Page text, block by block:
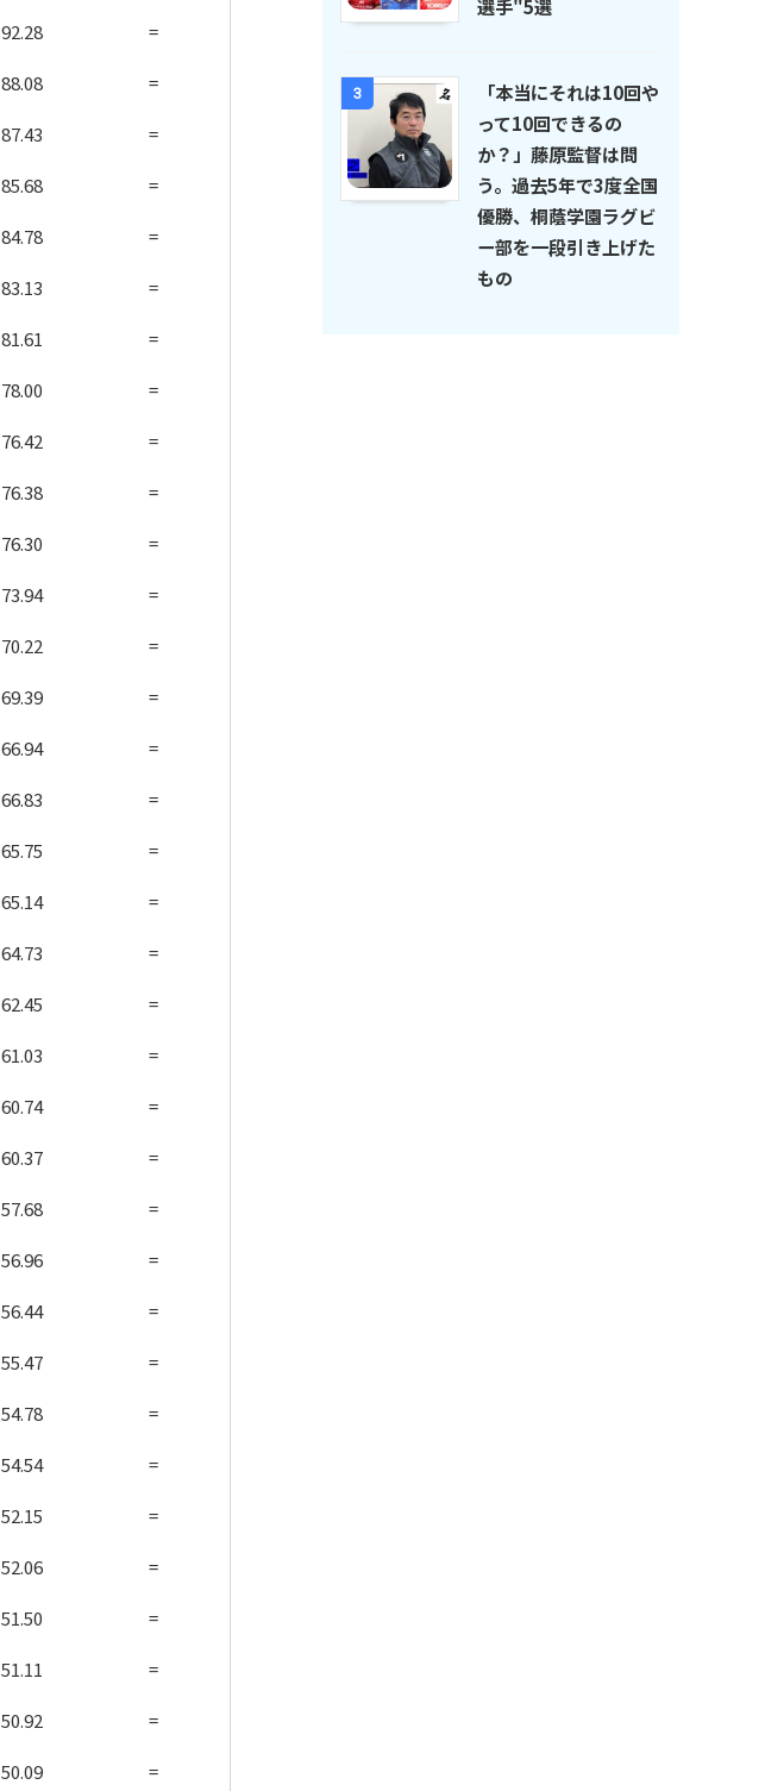
92.28 =
88.08 =
87.43 =
85.68 =
84.78 =
83.13 =
81.61 =
78.00 =
76.42 =
76.38 =
76.30 =
73.94 =
70.22 =
69.39 =
66.94 =
66.83 =
65.75 =
65.14 =
64.73 =
62.45 =
61.03 =
60.74 =
60.37 =
57.68 =
56.96 =
56.44 =
55.47 =
54.78 =
54.54 =
52.15 =
52.06 =
51.50 =
51.11 =
50.92 =
50.09 =
選手"5選
3
「本当にそれは10回や
って10回できるの
か？」藤原監督は問
う。過去5年で3度全国
優勝、桐蔭学園ラグビ
ー部を一段引き上げた
もの